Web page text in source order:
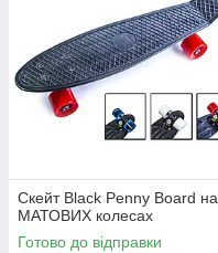
Скейт Black Penny Board на
МАТОВИХ колесах
Готово до відправки